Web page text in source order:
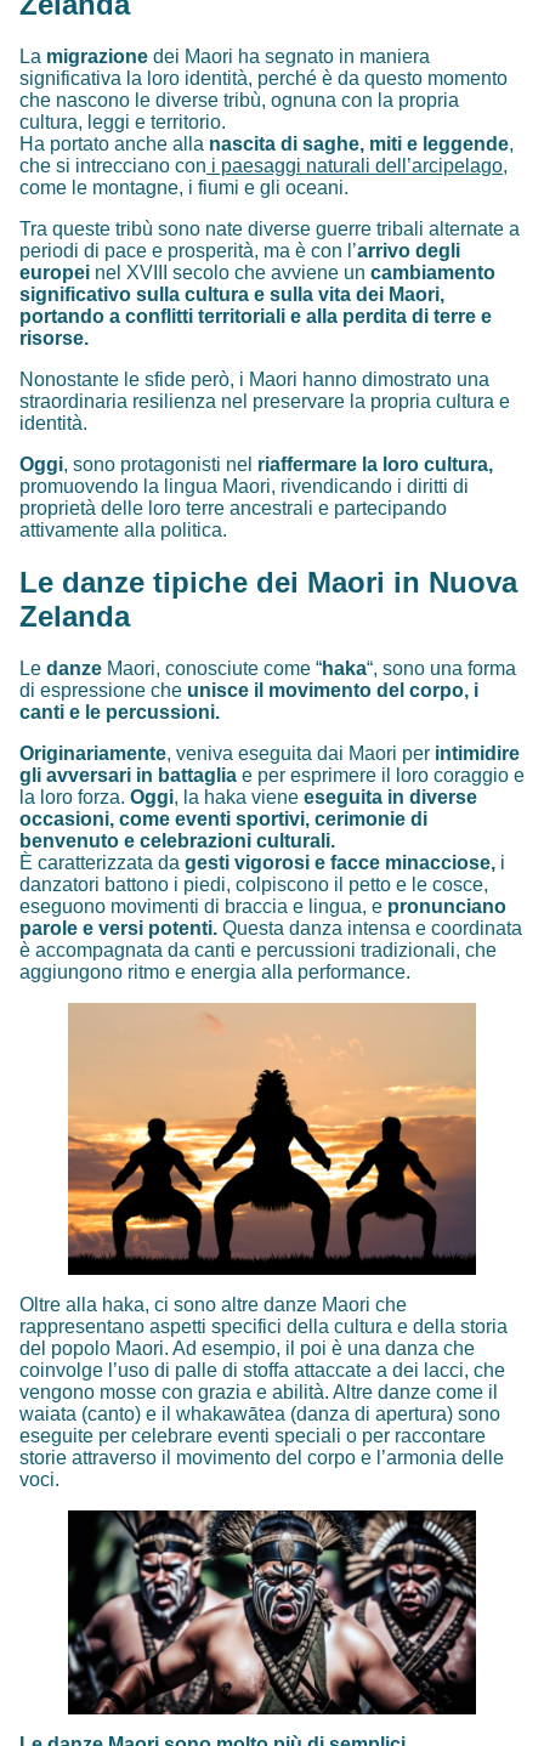
La migrazione dei Maori ha segnato in maniera
significativa la loro identità, perché è da questo momento
che nascono le diverse tribù, ognuna con la propria
cultura, leggi e territorio.
Ha portato anche alla nascita di saghe, miti e leggende,
che si intrecciano con i paesaggi naturali dell’arcipelago,
come le montagne, i fiumi e gli oceani.
Tra queste tribù sono nate diverse guerre tribali alternate a
periodi di pace e prosperità, ma è con l’arrivo degli
europei nel XVIII secolo che avviene un cambiamento
significativo sulla cultura e sulla vita dei Maori,
portando a conflitti territoriali e alla perdita di terre e
risorse.
Nonostante le sfide però, i Maori hanno dimostrato una
straordinaria resilienza nel preservare la propria cultura e
identità.
Oggi, sono protagonisti nel riaffermare la loro cultura,
promuovendo la lingua Maori, rivendicando i diritti di
proprietà delle loro terre ancestrali e partecipando
attivamente alla politica.
Le danze tipiche dei Maori in Nuova
Zelanda
Le danze Maori, conosciute come “haka“, sono una forma
di espressione che unisce il movimento del corpo, i
canti e le percussioni.
Originariamente, veniva eseguita dai Maori per intimidire
gli avversari in battaglia e per esprimere il loro coraggio e
la loro forza. Oggi, la haka viene eseguita in diverse
occasioni, come eventi sportivi, cerimonie di
benvenuto e celebrazioni culturali.
È caratterizzata da gesti vigorosi e facce minacciose, i
danzatori battono i piedi, colpiscono il petto e le cosce,
eseguono movimenti di braccia e lingua, e pronunciano
parole e versi potenti. Questa danza intensa e coordinata
è accompagnata da canti e percussioni tradizionali, che
aggiungono ritmo e energia alla performance.
Oltre alla haka, ci sono altre danze Maori che
rappresentano aspetti specifici della cultura e della storia
del popolo Maori. Ad esempio, il poi è una danza che
coinvolge l’uso di palle di stoffa attaccate a dei lacci, che
vengono mosse con grazia e abilità. Altre danze come il
waiata (canto) e il whakawātea (danza di apertura) sono
eseguite per celebrare eventi speciali o per raccontare
storie attraverso il movimento del corpo e l’armonia delle
voci.